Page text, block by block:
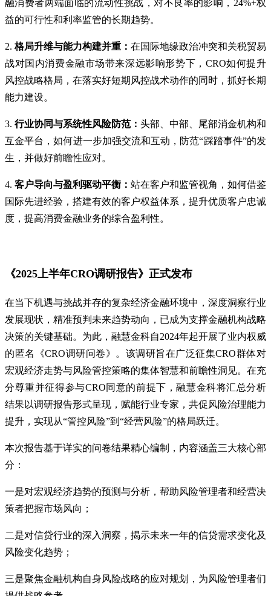
融消费者两端面临的流动性挑战，对不良率的影响，24%+权
益的可行性和利率监管的长期趋势。
2. 格局升维与能力构建并重： 在国际地缘政治冲突和关税贸易
战对国内消费金融市场带来深远影响形势下，CRO如何提升
风控战略格局，在落实好短期风控战术动作的同时，抓好长期
能力建设。
3. 行业协同与系统性风险防范： 头部、中部、尾部消金机构和
互金平台，如何进一步加强交流和互动，防范“踩踏事件”的发
生，并做好前瞻性应对。
4. 客户导向与盈利驱动平衡： 站在客户和监管视角，如何借鉴
国际先进经验，搭建有效的客户权益体系，提升优质客户忠诚
度，提高消费金融业务的综合盈利性。
《2025上半年CRO调研报告》正式发布
在当下机遇与挑战并存的复杂经济金融环境中，深度洞察行业
发展现状，精准预判未来趋势动向，已成为支撑金融机构战略
决策的关键基础。为此，融慧金科自2024年起开展了业内权威
的匿名《CRO调研问卷》。该调研旨在广泛征集CRO群体对
宏观经济走势与风险管控策略的集体智慧和前瞻性洞见。在充
分尊重并征得参与CRO同意的前提下，融慧金科将汇总分析
结果以调研报告形式呈现，赋能行业专家，共促风险治理能力
提升，实现从“管控风险”到“经营风险”的格局跃迁。
本次报告基于详实的问卷结果精心编制，内容涵盖三大核心部
分：
一是对宏观经济趋势的预测与分析，帮助风险管理者和经营决
策者把握市场风向；
二是对信贷行业的深入洞察，揭示未来一年的信贷需求变化及
风险变化趋势；
三是聚焦金融机构自身风险战略的应对规划，为风险管理者们